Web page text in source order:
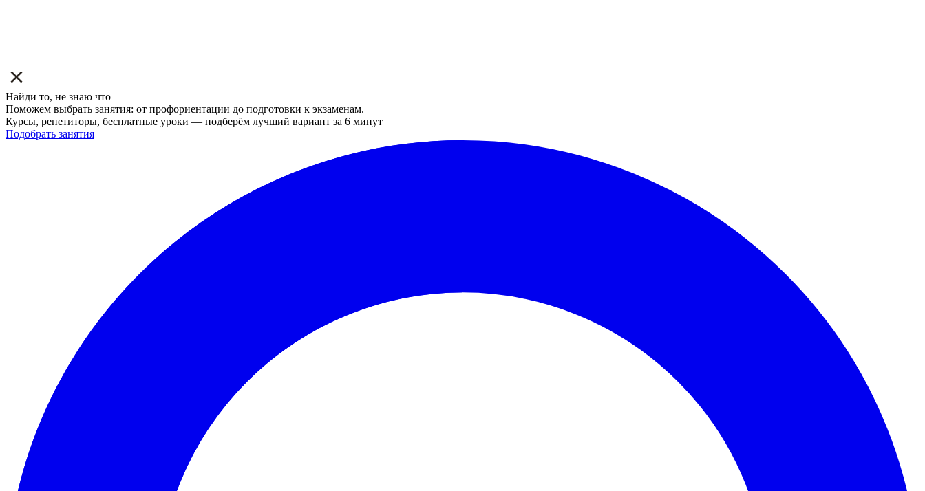
Найди то, не знаю что
Поможем выбрать занятия: от профориентации до подготовки к экзаменам.
Курсы, репетиторы, бесплатные уроки — подберём лучший вариант за 6 минут
Подобрать занятия